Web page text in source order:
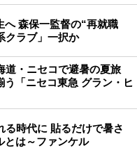
へ 森保一監督の“再就職
クラブ」一択か
道・ニセコで避暑の夏旅
「ニセコ東急 グラン・ヒ
時代に 貼るだけで暑さ
とは～ファンケル